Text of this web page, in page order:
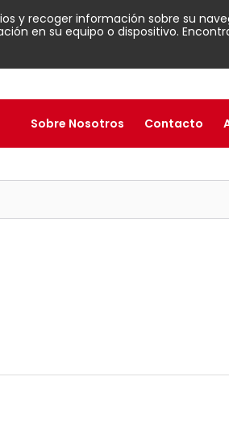
y recoger información sobre su
en su equipo o dispositivo.
Contacto
Sobre Nosotros